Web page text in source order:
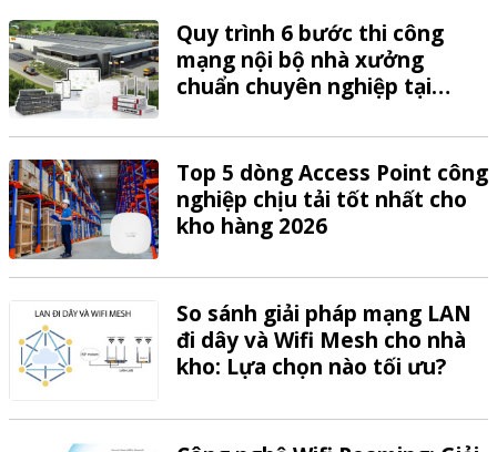
Quy trình 6 bước thi công
mạng nội bộ nhà xưởng
chuẩn chuyên nghiệp tại
Top 5 dòng Access Point công
nghiệp chịu tải tốt nhất cho
kho hàng 2026
So sánh giải pháp mạng LAN
đi dây và Wifi Mesh cho nhà
kho: Lựa chọn nào tối ưu?